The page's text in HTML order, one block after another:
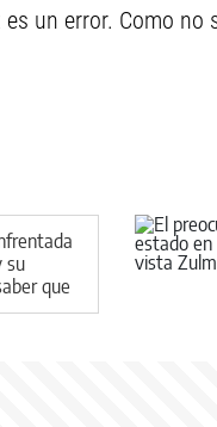
un error. Como
su
que
de la